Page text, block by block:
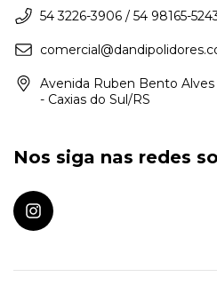
54 3226-3906 / 54 98165-
Avenida Ruben Bento Alves
- Caxias do Sul/RS
Nos siga nas redes